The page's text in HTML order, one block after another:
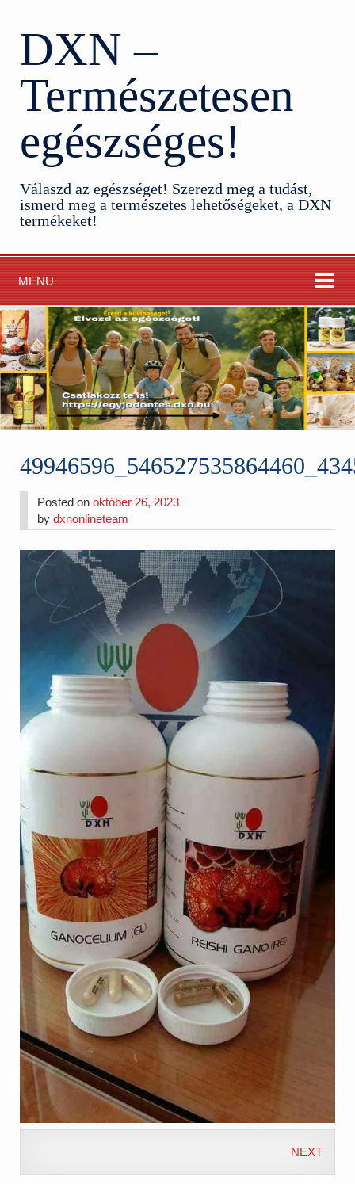
DXN –
Természetesen
egészséges!
Válaszd az egészséget! Szerezd meg a tudást,
ismerd meg a természetes lehetőségeket, a DXN
termékeket!
MENU
Posted onoktóber 26, 2023
bydxnonlineteam
NEXT